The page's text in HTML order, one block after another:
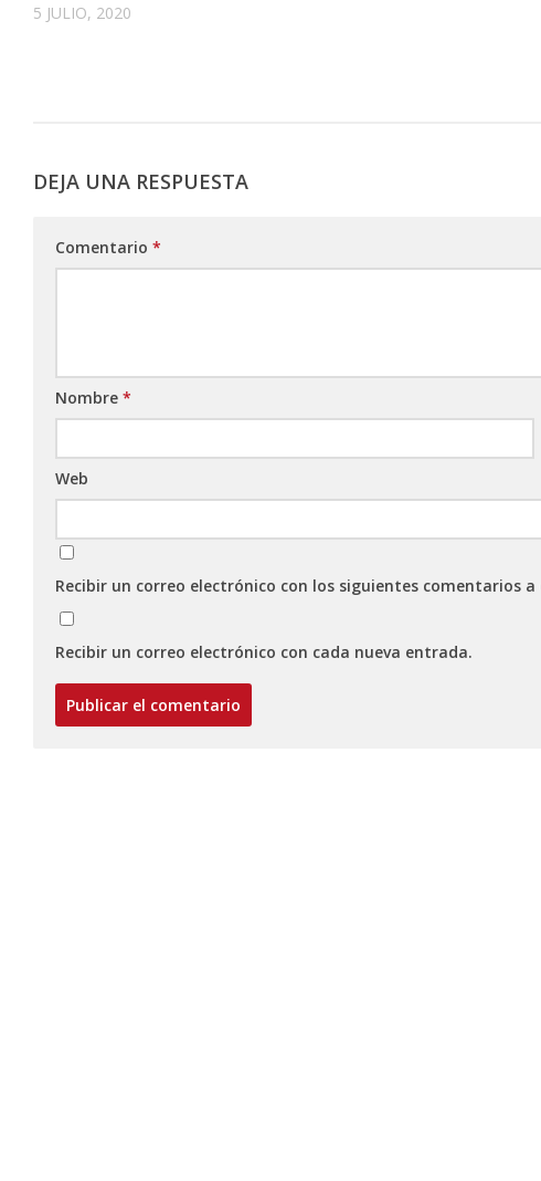
5 JULIO, 2020
DEJA UNA RESPUESTA
Comentario *
Nombre *
Web
Recibir un correo electrónico con los siguientes comentarios
Recibir un correo electrónico con cada nueva entrada.